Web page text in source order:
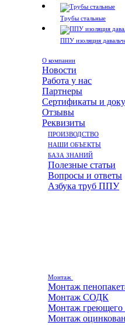
Трубы стальные
ППУ изоляция
О компании
Новости
Работа у нас
Партнеры
Сертификаты и
Отзывы
Реквизиты
ПРОИЗВОДСТВО
НАШИ ОБЪЕКТЫ
БАЗА ЗНАНИЙ
Полезные статьи
Вопросы и ответы
Азбука труб ППУ
Монтаж
Монтаж
Монтаж СОДК
Монтаж греющего
Монтаж